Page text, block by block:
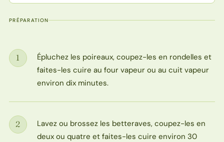
PRÉPARATION
Étape
1
Épluchez les poireaux, coupez-les en rondelles et
faites-les cuire au four vapeur ou au cuit vapeur
environ dix minutes.
Étape
2
Lavez ou brossez les betteraves, coupez-les en
deux ou quatre et faites-les cuire environ 30